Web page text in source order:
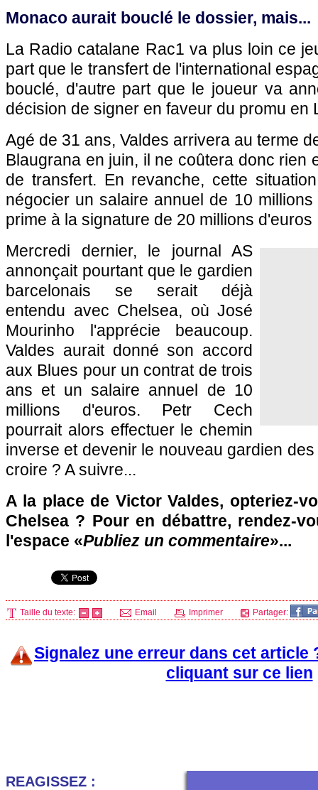
Monaco aurait bouclé le dossier, mais...
La Radio catalane Rac1 va plus loin ce
part que le transfert de l'international
bouclé, d'autre part que le joueur va
décision de signer en faveur du promu en
Agé de 31 ans, Valdes arrivera au terme
Blaugrana en juin, il ne coûtera donc rien
de transfert. En revanche, cette
négocier un salaire annuel de 10
prime à la signature de 20 millions d'euros
Mercredi dernier, le journal AS
annonçait pourtant que le gardien
barcelonais se serait déjà
entendu avec Chelsea, où José
Mourinho l'apprécie beaucoup.
Valdes aurait donné son accord
aux Blues pour un contrat de trois
ans et un salaire annuel de 10
millions d'euros. Petr Cech
pourrait alors effectuer le chemin
inverse et devenir le nouveau gardien
croire ? A suivre...
A la place de Victor Valdes, opteriez-
Chelsea ? Pour en débattre, rendez-
l'espace «Publiez un commentaire»...
Taille du texte: Email Imprimer Partager:
Signalez une erreur dans cet article
cliquant sur ce lien
REAGISSEZ :